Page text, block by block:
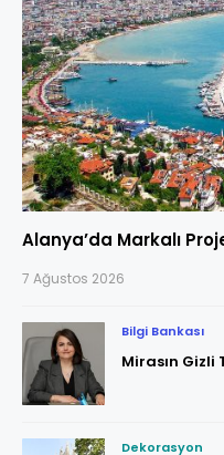
Alanya’da Markalı
7 Ağustos 2026
Bilgi Bankası
Mirasın Gizli
Dekorasyon